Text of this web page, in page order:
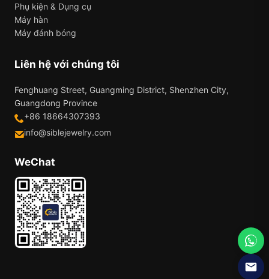
Phụ kiện & Dụng cụ
Máy hàn
Máy đánh bóng
Liên hệ với chúng tôi
Fenghuang Street, Guangming District, Shenzhen City,
Guangdong Province
+86 18664307393
info@siblejewelry.com
WeChat